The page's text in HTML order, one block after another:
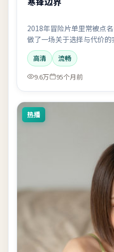
2018年冒险片单里常被点
做了一场关于选择与代价
紧，适合一口气看完。
高清
流畅
9.6万
95个月前
热播